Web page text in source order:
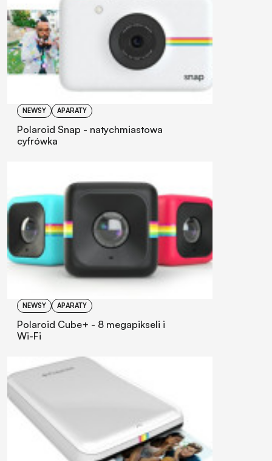
NEWSY APARATY
Polaroid Snap - natychmiastowa
cyfrówka
NEWSY APARATY
Polaroid Cube+ - 8 megapikseli i
Wi-Fi